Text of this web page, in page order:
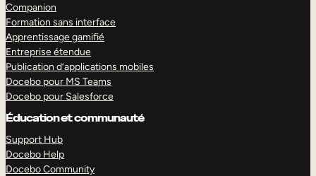
Companion
Formation sans interface
Apprentissage gamifié
Entreprise étendue
Publication d’applications mobiles
Docebo pour MS Teams
Docebo pour Salesforce
Éducation et communauté
Support Hub
Docebo Help
Docebo Community